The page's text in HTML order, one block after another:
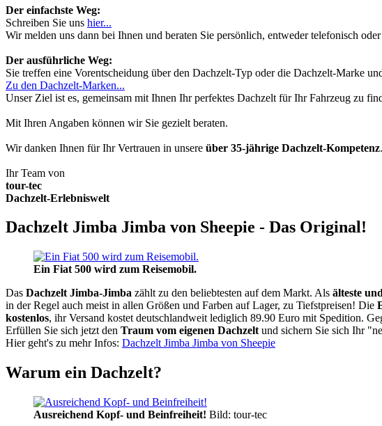
Der einfachste Weg:
Schreiben Sie uns hier...
Wir melden uns dann bei Ihnen und beraten Sie persönlich, entweder telefonisch
Der ausführliche Weg:
Sie treffen eine Vorentscheidung über den Dachzelt-Typ oder die Dachzelt-Marke
Zu den Dachzelt-Marken...
Unser Ziel ist es, gemeinsam mit Ihnen Ihr perfektes Dachzelt für Ihr Fahrzeug zu
Mit Ihren Angaben können wir Sie gezielt beraten.
Wir danken Ihnen für Ihr Vertrauen in unsere über 35-jährige Dachzelt-Kompetenz.
Ihr Team von
tour-tec
Dachzelt-Erlebniswelt
Dachzelt Jimba Jimba von Sheepie - Das Original!
Ein Fiat 500 wird zum Reisemobil.
Das Dachzelt Jimba-Jimba zählt zu den beliebtesten auf dem Markt. Als älteste
in der Regel auch meist in allen Größen und Farben auf Lager, zu Tiefstpreisen! Die
kostenlos, ihr Versand kostet deutschlandweit lediglich 89.90 Euro mit Spedition.
Erfüllen Sie sich jetzt den Traum vom eigenen Dachzelt und sichern Sie sich Ihr
Hier geht's zu mehr Infos: Dachzelt Jimba Jimba von Sheepie
Warum ein Dachzelt?
Ausreichend Kopf- und Beinfreiheit! Bild: tour-tec